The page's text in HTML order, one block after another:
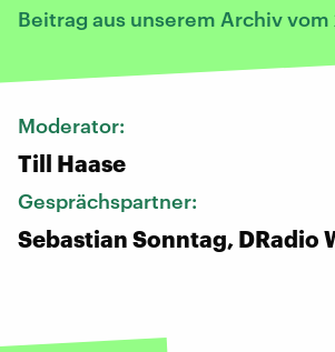
Beitrag aus unserem Archiv vom
Moderator:
Till Haase
Gesprächspartner:
Sebastian Sonntag, DRadio